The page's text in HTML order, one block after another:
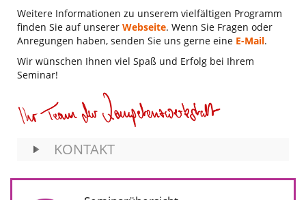
Weitere Informationen zu unserem vielfältigen Programm
finden Sie auf unserer Webseite. Wenn Sie Fragen oder
Anregungen haben, senden Sie uns gerne eine E-Mail.
Wir wünschen Ihnen viel Spaß und Erfolg bei Ihrem
Seminar!
KONTAKT